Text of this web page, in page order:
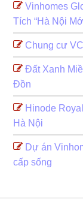
Vinhomes
Tích “Hà Nội
Chung cư
Đất Xanh
Đồn
Hinode
Hà Nội
Dự án
cấp sống